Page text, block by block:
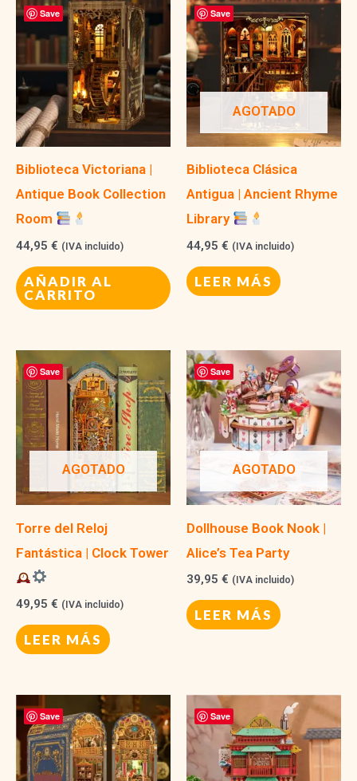
Save
Biblioteca Victoriana |
Antique Book Collection
Room
44,95 € (IVA incluido)
AÑADIR AL
CARRITO
Save
AGOTADO
Biblioteca Clásica
Antigua | Ancient Rhyme
Library
44,95 € (IVA incluido)
LEER MÁS
Save
AGOTADO
Torre del Reloj
Fantástica | Clock Tower
49,95 € (IVA incluido)
LEER MÁS
Save
AGOTADO
Dollhouse Book Nook |
Alice’s Tea Party
39,95 € (IVA incluido)
LEER MÁS
Save Save